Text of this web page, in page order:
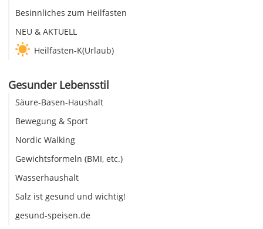
Besinnliches zum Heilfasten
NEU & AKTUELL
Heilfasten-K(Urlaub)
Gesunder Lebensstil
Säure-Basen-Haushalt
Bewegung & Sport
Nordic Walking
Gewichtsformeln (BMI, etc.)
Wasserhaushalt
Salz ist gesund und wichtig!
gesund-speisen.de